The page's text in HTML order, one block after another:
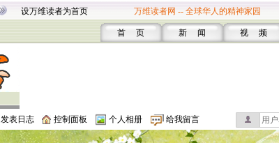
设万维读者为首页 万维读者网 -- 全球华人的精神家园
首 页 新 闻 视 频
发表日志 控制面板 个人相册 给我留言